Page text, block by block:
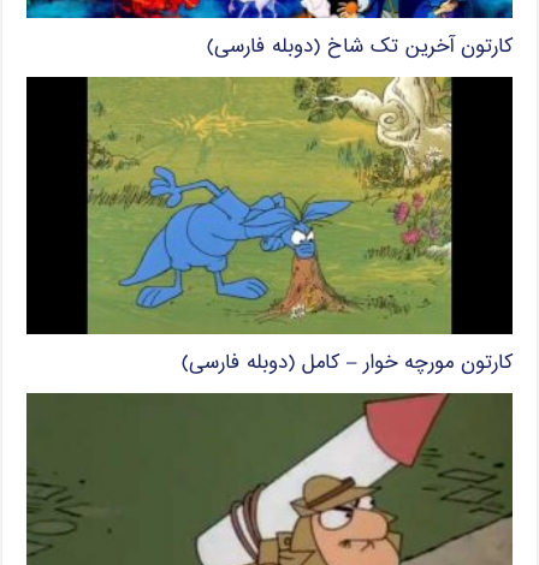
کارتون آخرین تک شاخ (دوبله فارسی)
کارتون مورچه خوار – کامل (دوبله فارسی)